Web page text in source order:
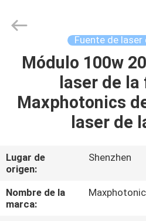
HOGAR
PRODUCTOS
DE
REALIDAD
VIRTUAL
Riselaser
Technology
Reserved.
Fuente de laser
Módulo 100w
laser de la
Maxphotonics
laser de
Lugar de
origen:
Shenzhen
Nombre de la
marca: